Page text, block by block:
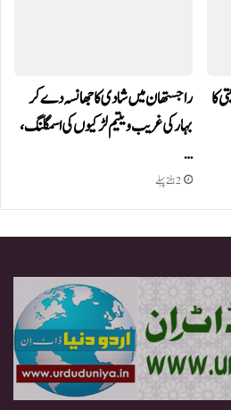
کا
راجستھان میں شادی کا جھانسہ دے کر
بہار کی غریب و یتیم لڑکیوں کی اسمگلنگ،
…
2 ہفتے پہلے